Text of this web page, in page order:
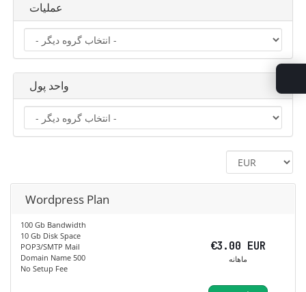
عملیات
واحد پول
Wordpress Plan
100 Gb Bandwidth
10 Gb Disk Space
POP3/SMTP Mail
Domain Name 500
No Setup Fee
€3.00 EUR
ماهانه